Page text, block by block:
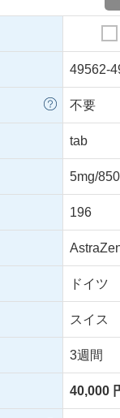
49562-
不要
tab
5mg/
196
ドイツ
スイス
3週間
40,000